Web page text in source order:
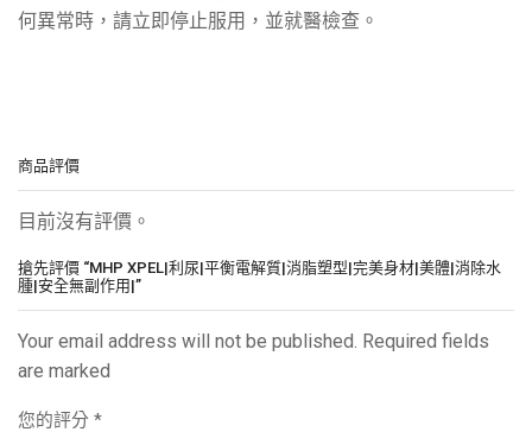
何異常時，請立即停止服用，並就醫檢查。
商品評價
目前沒有評價。
搶先評價 “MHP XPEL|利尿|平衡電解質|消脂塑型|完美身材|美體|消除水
腫|安全無副作用|”
Your email address will not be published. Required fields
are marked
您的評分 *